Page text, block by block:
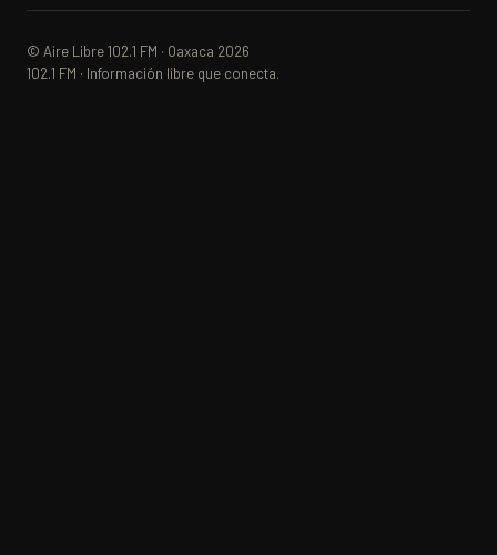
© Aire Libre 102.1 FM · Oaxaca 2026
102.1 FM · Información libre que conecta.